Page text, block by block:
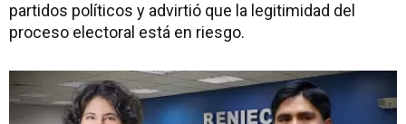
partidos políticos y advirtió que la legitimidad del
proceso electoral está en riesgo.